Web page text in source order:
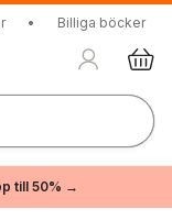
• Billiga böcker
till 50% →